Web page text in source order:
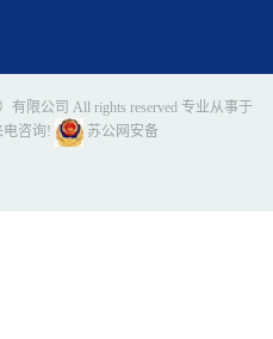
有限公司 All rights reserved 专业从事于
电咨询!
苏公网安备